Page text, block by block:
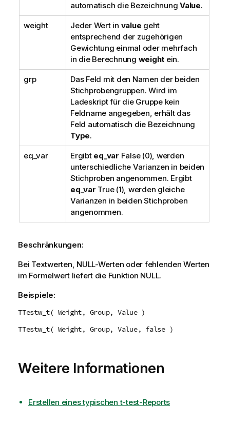
automatisch die Bezeichnung Value.
weight Jeder Wert in value geht
entsprechend der zugehörigen
Gewichtung einmal oder mehrfach
in die Berechnung weight ein.
grp
Das Feld mit den Namen der beiden
Stichprobengruppen. Wird im
Ladeskript für die Gruppe kein
Feldname angegeben, erhält das
Feld automatisch die Bezeichnung
Type.
eq_var Ergibt eq_var False(0), werden
unterschiedliche Varianzen in beiden
Stichproben angenommen. Ergibt
eq_var True(1), werden gleiche
Varianzen in beiden Stichproben
angenommen.
Beschränkungen:
Bei Textwerten, NULL-Werten oder fehlenden Werten
im Formelwert liefert die Funktion NULL.
Beispiele:
TTestw_t( Weight, Group, Value )
TTestw_t( Weight, Group, Value, false )
Weitere Informationen
Erstellen eines typischen t-test-Reports